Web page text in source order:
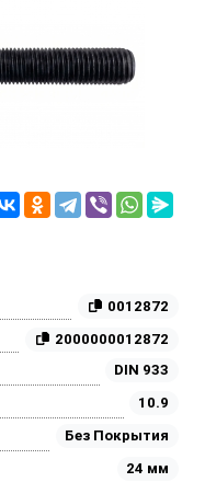
0012872
2000000012872
DIN 933
10.9
Без Покрытия
24 мм